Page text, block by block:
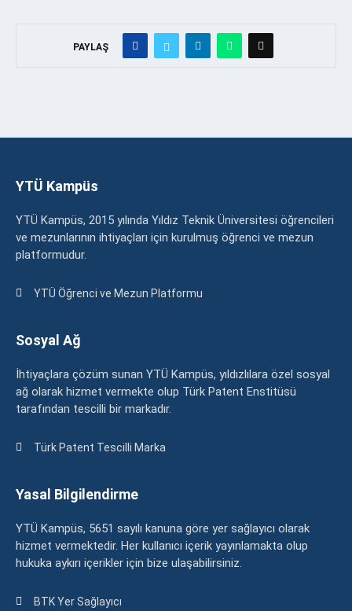
PAYLAŞ
YTÜ Kampüs
YTÜ Kampüs, 2015 yılında Yıldız Teknik Üniversitesi öğrencileri
ve mezunlarının ihtiyaçları için kurulmuş öğrenci ve mezun
platformudur.
YTÜ Öğrenci ve Mezun Platformu
Sosyal Ağ
İhtiyaçlara çözüm sunan YTÜ Kampüs, yıldızlılara özel sosyal
ağ olarak hizmet vermekte olup Türk Patent Enstitüsü
tarafından tescilli bir markadır.
Türk Patent Tescilli Marka
Yasal Bilgilendirme
YTÜ Kampüs, 5651 sayılı kanuna göre yer sağlayıcı olarak
hizmet vermektedir. Her kullanıcı içerik yayınlamakta olup
hukuka aykırı içerikler için bize ulaşabilirsiniz.
BTK Yer Sağlayıcı